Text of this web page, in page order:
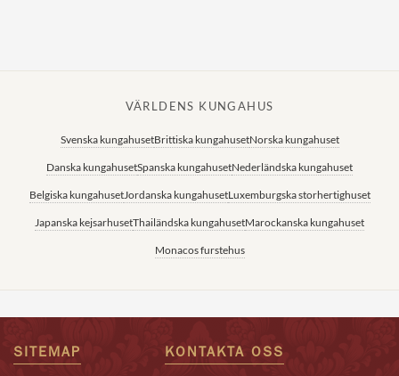
VÄRLDENS KUNGAHUS
Svenska kungahusetBrittiska kungahusetNorska kungahuset
Danska kungahusetSpanska kungahusetNederländska kungahuset
Belgiska kungahusetJordanska kungahusetLuxemburgska storhertighuset
Japanska kejsarhusetThailändska kungahusetMarockanska kungahuset
Monacos furstehus
SITEMAP KONTAKTA OSS